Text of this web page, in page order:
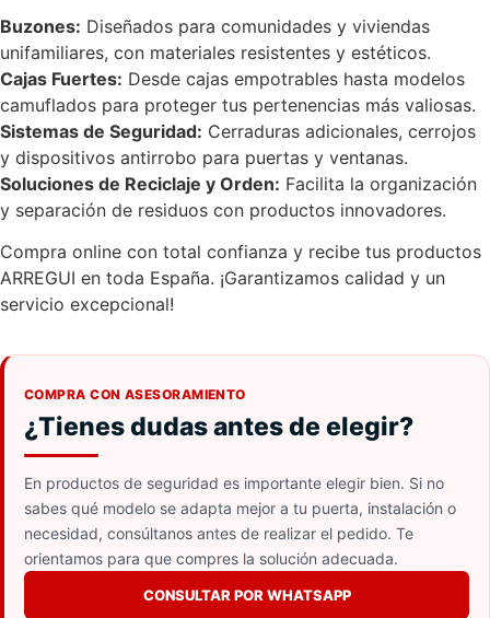
Buzones: Diseñados para comunidades y viviendas
unifamiliares, con materiales resistentes y estéticos.
Cajas Fuertes: Desde cajas empotrables hasta modelos
camuflados para proteger tus pertenencias más valiosas.
Sistemas de Seguridad: Cerraduras adicionales, cerrojos
y dispositivos antirrobo para puertas y ventanas.
Soluciones de Reciclaje y Orden: Facilita la organización
y separación de residuos con productos innovadores.
Compra online con total confianza y recibe tus productos
ARREGUI en toda España. ¡Garantizamos calidad y un
servicio excepcional!
COMPRA CON ASESORAMIENTO
¿Tienes dudas antes de elegir?
En productos de seguridad es importante elegir bien. Si no
sabes qué modelo se adapta mejor a tu puerta, instalación o
necesidad, consúltanos antes de realizar el pedido. Te
orientamos para que compres la solución adecuada.
CONSULTAR POR WHATSAPP